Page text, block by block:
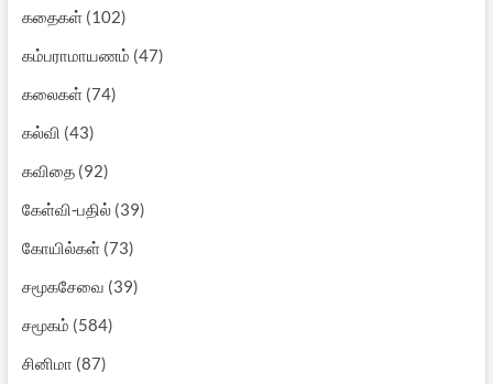
கதைகள்(102)
கம்பராமாயணம் (47)
கலைகள்(74)
கல்வி (43)
கவிதை(92)
கேள்வி-பதில்(39)
கோயில்கள்(73)
சமூகசேவை (39)
சமூகம் (584)
சினிமா (87)